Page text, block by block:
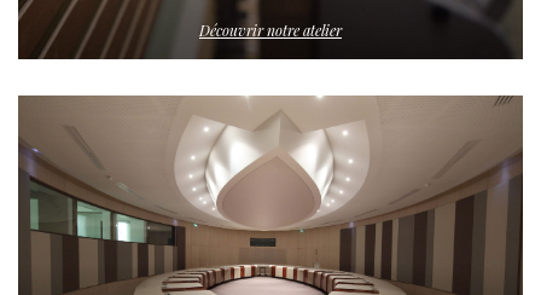
Découvrir notre atelier